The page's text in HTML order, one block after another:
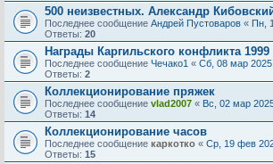
500 неизвестных. Александр
Последнее сообщение Андрей Пустоваров « Пн,
Ответы: 20
Награды Каргильского конфликта 1999
Последнее сообщение Чечако1 « Сб, 08 мар
Ответы: 2
Коллекционирование пряжек
Последнее сообщение vlad2007 « Вс, 02 мар
Ответы: 14
Коллекционирование часов
Последнее сообщение каркотко « Ср, 19 фев
Ответы: 15